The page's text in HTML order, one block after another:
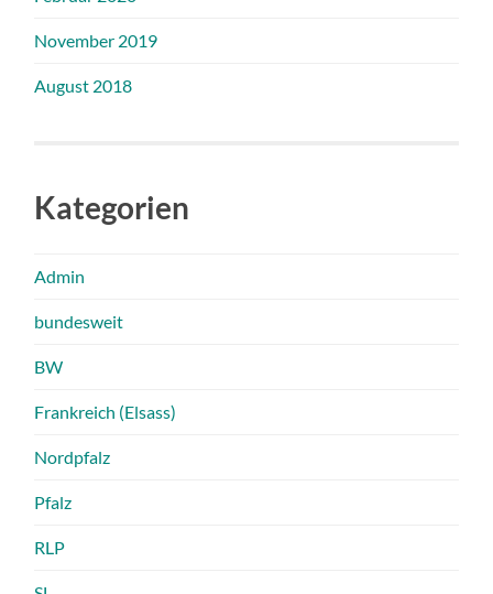
November 2019
August 2018
Kategorien
Admin
bundesweit
BW
Frankreich (Elsass)
Nordpfalz
Pfalz
RLP